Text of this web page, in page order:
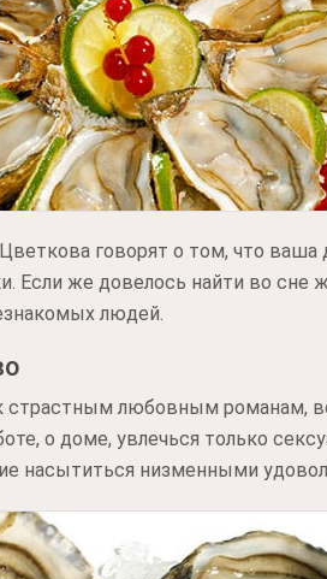
говорят о том, что ваша
Если же довелось найти во
людей.
страстным любовным романам,
о доме, увлечься только
насытиться низменными